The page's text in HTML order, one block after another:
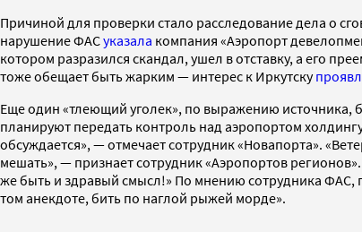
Причиной для проверки стало расследование дела о
нарушение ФАСуказала компания «Аэропорт
котором разразился скандал, ушел в отставку, а его
тоже обещает быть жарким — интерес к Иркутску
Еще один «тлеющий уголек», по выражению источника,
планируют передать контроль над аэропортом
обсуждается», — отмечает сотрудник «Новапорта».
мешать», — признает сотрудник «Аэропортов
же быть и здравый смысл!» По мнению сотрудника ФАС,
том анекдоте, бить по наглой рыжей морде».